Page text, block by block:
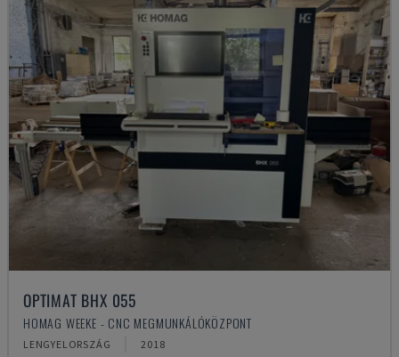
OPTIMAT BHX 055
HOMAG WEEKE - CNC MEGMUNKÁLÓKÖZPONT
LENGYELORSZÁG 2018